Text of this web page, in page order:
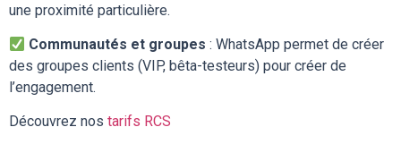
une proximité particulière.
Communautés et groupes : WhatsApp permet de créer
des groupes clients (VIP, bêta-testeurs) pour créer de
l’engagement.
Découvrez nos tarifs RCS